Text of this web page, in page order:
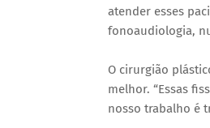
atender esses
fonoaudiologia,
O cirurgião
melhor. “Essas
nosso trabalho é